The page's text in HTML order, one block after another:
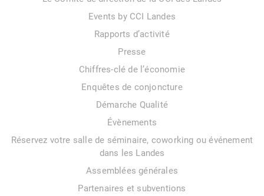
Events by CCI Landes
Rapports d’activité
Presse
Chiffres-clé de l’économie
Enquêtes de conjoncture
Démarche Qualité
Évènements
Réservez votre salle de séminaire, coworking ou événement
dans les Landes
Assemblées générales
Partenaires et subventions